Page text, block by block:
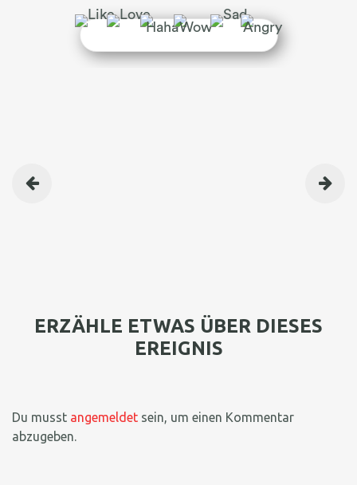
BEITRAGSNAVIGATION
ERZÄHLE ETWAS ÜBER DIESES
EREIGNIS
Du musst angemeldet sein, um einen Kommentar
abzugeben.